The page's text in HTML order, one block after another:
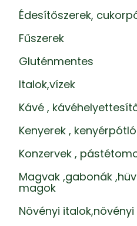
Édesítőszerek,
Fűszerek
Gluténmentes
Italok,vízek
Kávé ,
Kenyerek ,
Konzervek ,
Magvak ,gabonák
magok
Növényi